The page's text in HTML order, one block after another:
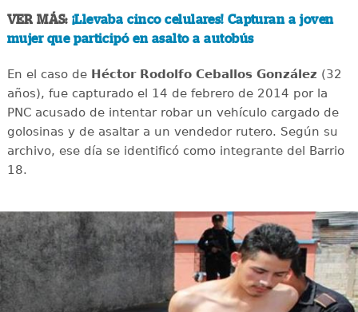
VER MÁS: ¡Llevaba cinco celulares! Capturan a joven
mujer que participó en asalto a autobús
En el caso de Héctor Rodolfo Ceballos González (32
años), fue capturado el 14 de febrero de 2014 por la
PNC acusado de intentar robar un vehículo cargado de
golosinas y de asaltar a un vendedor rutero. Según su
archivo, ese día se identificó como integrante del Barrio
18.